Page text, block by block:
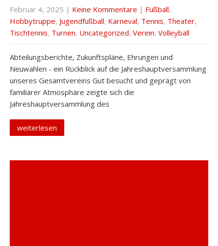
Februar 4, 2025 | Keine Kommentare | Fußball,
Hobbytruppe, Jugendfußball, Karneval, Tennis, Theater,
Tischtennis, Turnen, Uncategorized, Verein, Volleyball
Abteilungsberichte, Zukunftspläne, Ehrungen und
Neuwahlen - ein Rückblick auf die Jahreshauptversammlung
unseres Gesamtvereins Gut besucht und geprägt von
familiärer Atmosphäre zeigte sich die
Jahreshauptversammlung des
weiterlesen